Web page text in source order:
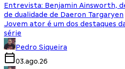
Entrevista: Benjamin Ainsworth,
de dualidade de Daeron Targaryen
Jovem ator é um dos destaques
série
Pedro Siqueira
03.ago.26